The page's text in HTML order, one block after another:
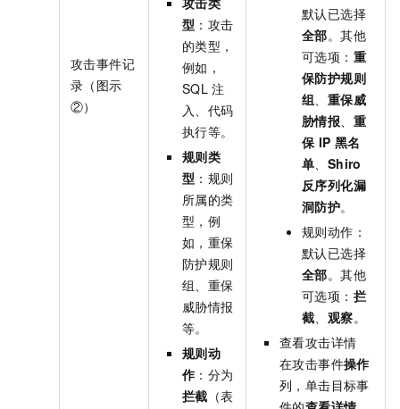
攻击事件记
录（图示
②）
型 ：攻击
的类型，
例如，
SQL 注
入、代码
执行等。
规则类
型 ：规则
所属的类
型，例
如，重保
防护规则
组、重保
威胁情报
等。
规则动
作 ：分为
拦截 （表
默认已选择
全部。其他
可选项： 重
保防护规则
组
重保威
胁情报
重
保 IP 黑名
单
Shiro
反序列化漏
洞防护。
规则动作：
默认已选择
全部。其他
可选项： 拦
截
观察。
查看攻击详情
在攻击事件操作
列，单击目标事